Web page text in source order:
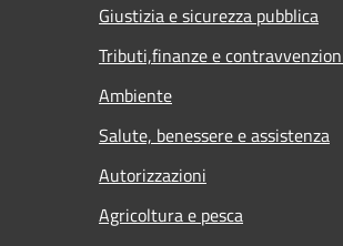
Giustizia e sicurezza pubblica
Tributi,finanze e
Ambiente
Salute, benessere e assistenza
Autorizzazioni
Agricoltura e pesca